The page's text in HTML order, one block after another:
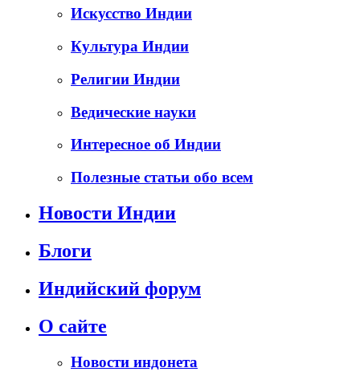
Искусство Индии
Культура Индии
Религии Индии
Ведические науки
Интересное об Индии
Полезные статьи обо всем
Новости Индии
Блоги
Индийский форум
О сайте
Новости индонета